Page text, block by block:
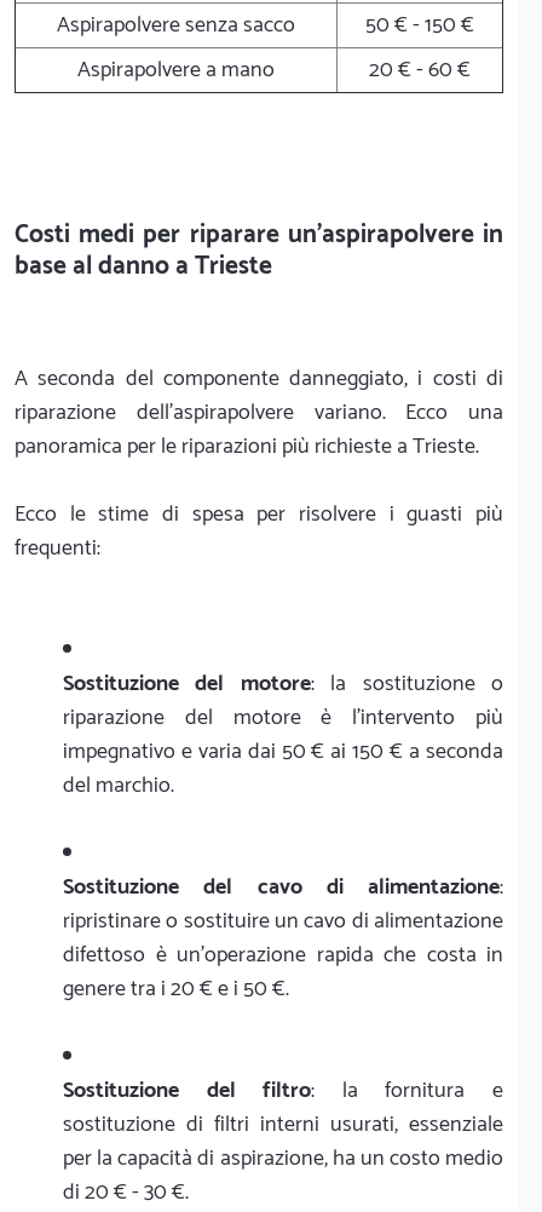
Aspirapolvere senza sacco
50 € - 150 €
Aspirapolvere a mano
20 € - 60 €
Costi medi per riparare un'aspirapolvere in
base al danno a Trieste
A seconda del componente danneggiato, i costi di
riparazione dell'aspirapolvere variano. Ecco una
panoramica per le riparazioni più richieste a Trieste.
Ecco le stime di spesa per risolvere i guasti più
frequenti:
Sostituzione del motore: la sostituzione o
riparazione del motore è l'intervento più
impegnativo e varia dai 50 € ai 150 € a seconda
del marchio.
Sostituzione del cavo di alimentazione:
ripristinare o sostituire un cavo di alimentazione
difettoso è un'operazione rapida che costa in
genere tra i 20 € e i 50 €.
Sostituzione del filtro: la fornitura e
sostituzione di filtri interni usurati, essenziale
per la capacità di aspirazione, ha un costo medio
di 20 € - 30 €.